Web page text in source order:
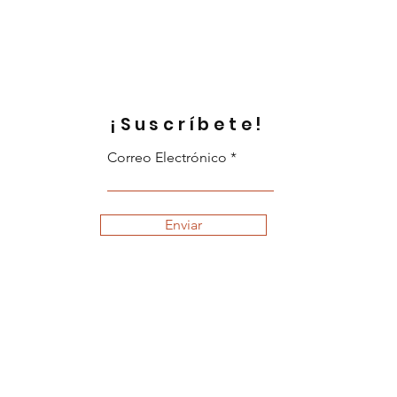
¡Suscríbete!
Correo Electrónico
Enviar